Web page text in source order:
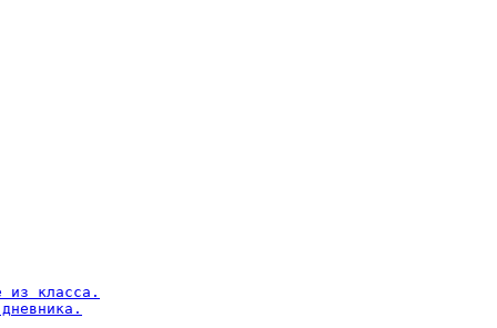
из класса.